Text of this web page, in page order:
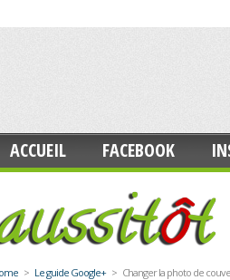
ACCUEIL FACEBOOK
> Le guide Google+> Changer la photo de